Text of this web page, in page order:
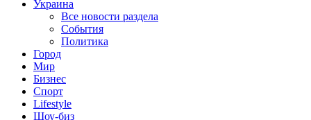
Украина
Все новости раздела
События
Политика
Город
Мир
Бизнес
Спорт
Lifestyle
Шоу-биз